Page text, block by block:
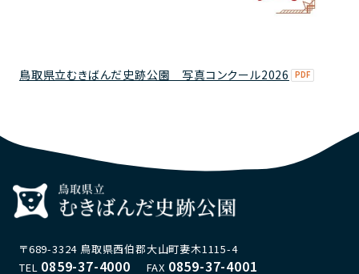
鳥取県立むきばんだ史跡公園 写真コンクール2026
〒689-3324 鳥取県西伯郡大山町妻木1115-4
TEL 0859-37-4000 FAX 0859-37-4001